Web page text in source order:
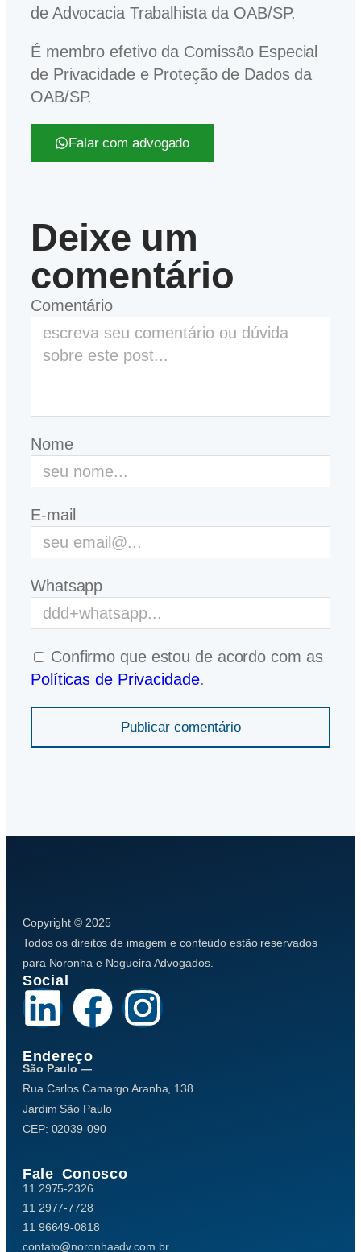
de Advocacia Trabalhista da OAB/SP.
É membro efetivo da Comissão Especial
de Privacidade e Proteção de Dados da
OAB/SP.
Falar com advogado
Deixe um
comentário
Comentário
Nome
E-mail
Whatsapp
Confirmo que estou de acordo com as
Políticas de Privacidade.
Publicar comentário
Copyright © 2025
Todos os direitos de imagem e conteúdo estão reservados
para Noronha e Nogueira Advogados.
Social
Endereço
São Paulo —
Rua Carlos Camargo Aranha, 138
Jardim São Paulo
CEP: 02039-090
Fale Conosco
11 2975-2326
11 2977-7728
11 96649-0818
contato@noronhaadv.com.br